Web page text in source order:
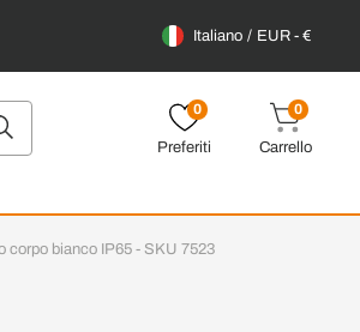
Italiano EUR - €
0
Preferiti
0
Carrello
corpo bianco IP65 - SKU 7523